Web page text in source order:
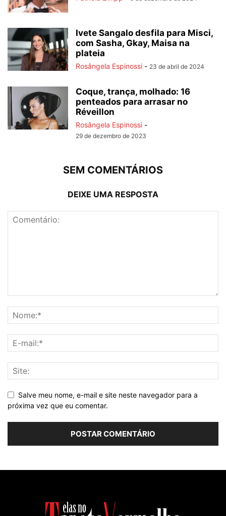
Ivete Sangalo desfila para Misci,
com Sasha, Gkay, Maisa na
plateia
Rosângela Espinossi - 23 de abril de 2024
Coque, trança, molhado: 16
penteados para arrasar no
Réveillon
Rosângela Espinossi -
29 de dezembro de 2023
SEM COMENTÁRIOS
DEIXE UMA RESPOSTA
Salve meu nome, e-mail e site neste navegador para a
próxima vez que eu comentar.